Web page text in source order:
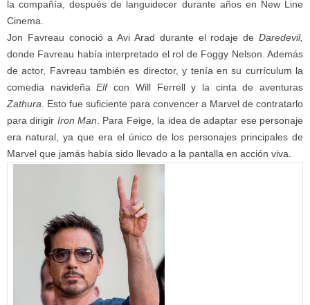
la compañía, después de languidecer durante años en New Line
Cinema.
Jon Favreau conoció a Avi Arad durante el rodaje de Daredevil,
donde Favreau había interpretado el rol de Foggy Nelson. Además
de actor, Favreau también es director, y tenía en su currículum la
comedia navideñaElfcon Will Ferrell y la cinta de aventuras
Zathura.
Esto fue suficiente para convencer a Marvel de contratarlo
para dirigir Iron Man . Para Feige, la idea de adaptar ese personaje
era natural, ya que era el único de los personajes principales de
Marvel que jamás había sido llevado a la pantalla en acción viva.